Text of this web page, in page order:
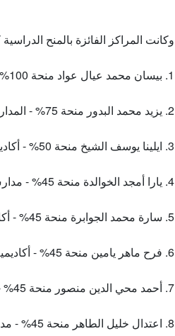
وكانت المراكز الفائزة بالمنح الدراسية
1. بيسان محمد عيال عواد منحة 100% - أكاديمية ومدارس الاحتراف الدولية.
2. يزيد محمد البدور منحة 75% - المدارس العمرية - قسم البنين.
3. ايلينا يوسف الشيخ منحة 50% - أكاديمية الرواد الدولية.
4. يارا أمجد الخوالدة منحة 45% - مدارس العروبة الثانوية.
5. سارة محمد الجوابرة منحة 45% - أكاديمية بناة الغد.
6. فرح ماهر يامين منحة 45% - أكاديمية نورث سيتي.
7. أحمد محي الدين منصور منحة 45% - مدرسة الملك عبد الله الثاني للتميز/ الزرقاء - قسم البنين.
8. اعتدال خليل الطاهر منحة 45% - مدرسة الملك عبد الله الثاني للتميز/ الزرقاء - قسم الإناث.